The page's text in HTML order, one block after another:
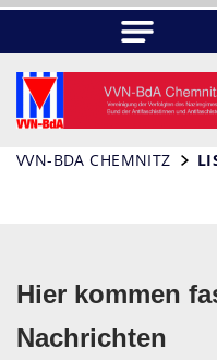
VVN-BDA CHEMNITZ
Hier kommen
Nachrichten